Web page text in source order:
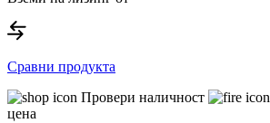
Сравни продукта
Провери наличност
цена